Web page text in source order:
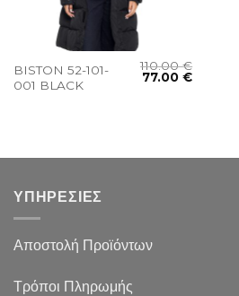
BISTON 52-101-
001 BLACK
110.00€
77.00€
ΥΠΗΡΕΣΙΕΣ
Αποστολή Προϊόντων
Τρόποι Πληρωμής